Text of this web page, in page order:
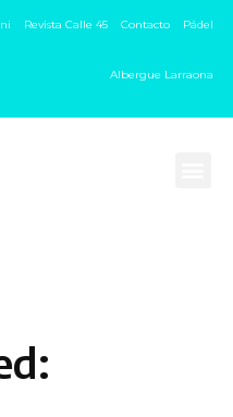
Revista Calle 45 Contacto Pádel
Albergue Larraona